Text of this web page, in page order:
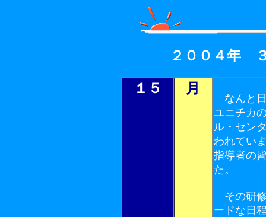
２００４年
１５ 月
なんと日
ユニチカ
ル・セン
われてい
指導者の
た。
その研修
ードな日